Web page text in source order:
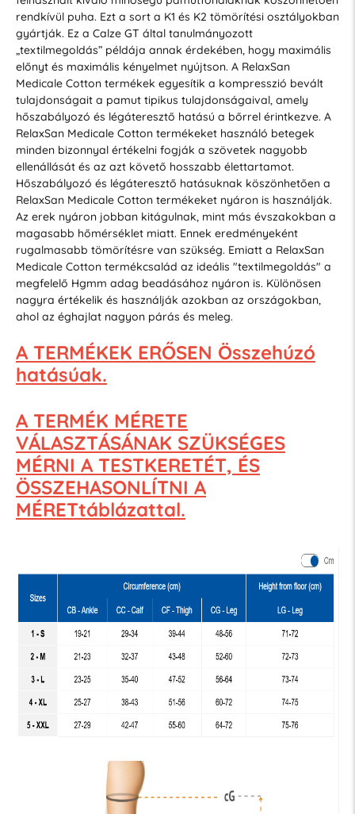
rendkívül puha. Ezt a sort a K1 és K2 tömörítési osztályokban
gyártják. Ez a Calze GT által tanulmányozott
„textilmegoldás” példája annak érdekében, hogy maximális
előnyt és maximális kényelmet nyújtson. A RelaxSan
Medicale Cotton termékek egyesítik a kompresszió bevált
tulajdonságait a pamut tipikus tulajdonságaival, amely
hőszabályozó és légáteresztő hatású a bőrrel érintkezve. A
RelaxSan Medicale Cotton termékeket használó betegek
minden bizonnyal értékelni fogják a szövetek nagyobb
ellenállását és az azt követő hosszabb élettartamot.
Hőszabályozó és légáteresztő hatásuknak köszönhetően a
RelaxSan Medicale Cotton termékeket nyáron is használják.
Az erek nyáron jobban kitágulnak, mint más évszakokban a
magasabb hőmérséklet miatt. Ennek eredményeként
rugalmasabb tömörítésre van szükség. Emiatt a RelaxSan
Medicale Cotton termékcsalád az ideális "textilmegoldás" a
megfelelő Hgmm adag beadásához nyáron is. Különösen
nagyra értékelik és használják azokban az országokban,
ahol az éghajlat nagyon párás és meleg.
A TERMÉKEK ERŐSEN Összehúzó
hatásúak.
A TERMÉK MÉRETE
VÁLASZTÁSÁNAK SZÜKSÉGES
MÉRNI A TESTKERETÉT, ÉS
ÖSSZEHASONLÍTNI A
MÉRETtáblázattal.